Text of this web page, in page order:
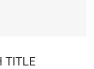
TITLE